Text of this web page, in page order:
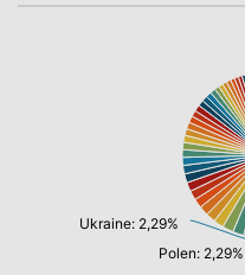
Polen: 2,29%
Ukraine: 2,29%